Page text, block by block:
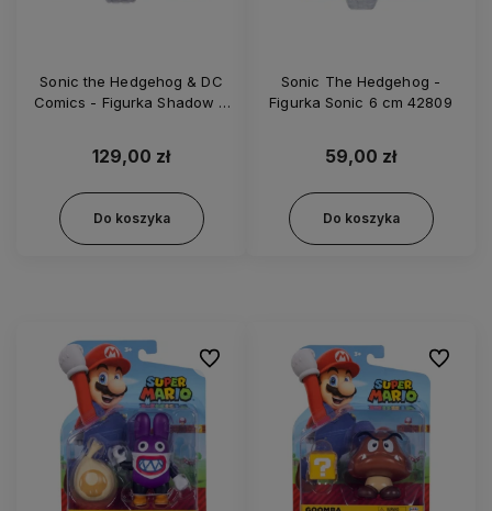
Sonic the Hedgehog & DC
Comics - Figurka Shadow +
129,00 zł
Do koszyka
Sonic The Hedgehog -
Figurka Sonic 6 cm 42809
59,00 zł
Do koszyka
Do ulubionych Do